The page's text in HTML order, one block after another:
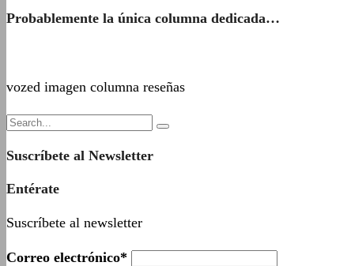
Probablemente la única columna dedicada…
vozed imagen columna reseñas
Suscríbete al Newsletter
Entérate
Suscríbete al newsletter
Correo electrónico*